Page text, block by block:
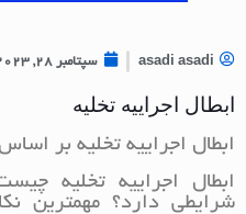
asadi asadi سپتامبر 28, 2023
ابطال اجراییه تخلیه
ابطال اجراییه تخلیه بر
ابطال اجراییه تخلیه
شرایطی دارد؟ مهمترین